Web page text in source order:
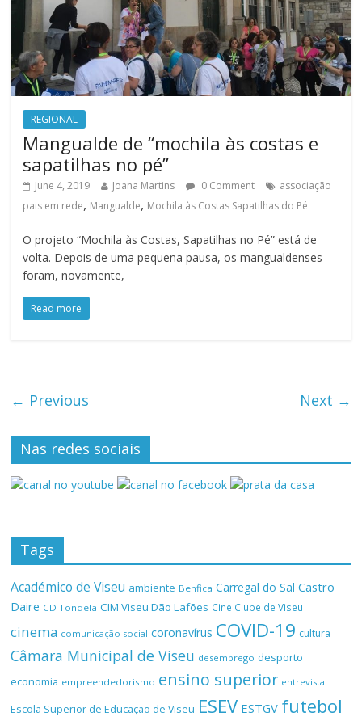
REGIONAL
Mangualde de “mochila às costas e
sapatilhas no pé”
June 4, 2019 Joana Martins 0 Comment
associação
pais em rede, Mangualde, Mochila às Costas Sapatilhas do Pé
O projeto “Mochila às Costas, Sapatilhas no Pé” está de
volta. Depois de uma pequena pausa, os mangualdenses
foram, novamente,
Read more
← Previous Next →
Nas redes sociais
Tags
Académico de Viseu ambiente Benfica Carregal do Sal Castro
Daire CD Tondela CIM Viseu Dão Lafões Cine Clube de Viseu
cinema comunicação social coronavírus COVID-19 cultura
Câmara Municipal de Viseu desemprego desporto
economia empreendedorismo ensino superior entrevista
Escola Superior de Educação de Viseu ESEV ESTGV futebol